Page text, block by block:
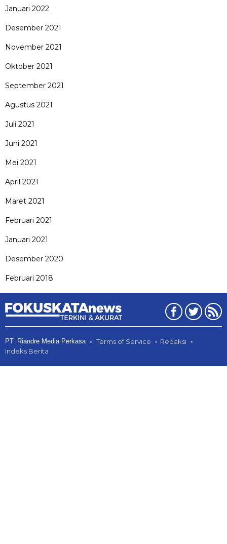
Januari 2022
Desember 2021
November 2021
Oktober 2021
September 2021
Agustus 2021
Juli 2021
Juni 2021
Mei 2021
April 2021
Maret 2021
Februari 2021
Januari 2021
Desember 2020
Februari 2018
PT. Riandre Media Perkasa Terms of Service
Redaksi
Indeks Berita